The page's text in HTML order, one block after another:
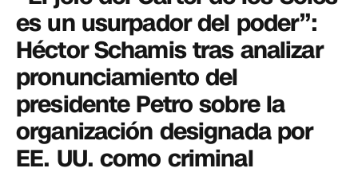
es un usurpador del poder”:
Héctor Schamis tras analizar
pronunciamiento del
presidente Petro sobre la
organización designada por
EE. UU. como criminal